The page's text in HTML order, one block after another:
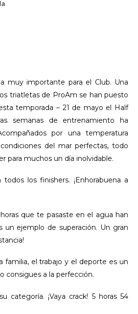
muy importante para el Club. Una
triatletas de ProAm se han puesto
temporada – 21 de mayo el Half
semanas de entrenamiento ha
por una temperatura
del mar perfectas, todo
para muchos un día inolvidable.
los finishers. ¡Enhorabuena a
que te pasaste en el agua han
un ejemplo de superación. Un gran
familia, el trabajo y el deporte es un
consigues a la perfección.
categoría. ¡Vaya crack! 5 horas 54